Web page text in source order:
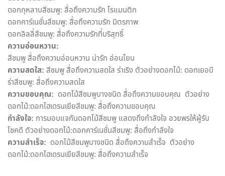
ดอกกุหลาบสีชมพู: สื่อถึงความรัก โรแมนติก
ดอกคาร์เนชั่นสีชมพู: สื่อถึงความรัก มิตรภาพ
ดอกลิลลี่สีชมพู: สื่อถึงความรักที่บริสุทธิ์
ความอ่อนหวาน:
สีชมพู สื่อถึงความอ่อนหวาน น่ารัก อ่อนโยน
ความสดใส: สีชมพู สื่อถึงความสดใส ร่าเริง ตัวอย่างดอกไม้: ดอกเยอบี
ร่าสีชมพู: สื่อถึงความสดใส
ความขอบคุณ: ดอกไม้สีชมพูบางชนิด สื่อถึงความขอบคุณ ตัวอย่าง
ดอกไม้:ดอกไฮเดรนเยียสีชมพู: สื่อถึงความขอบคุณ
กำลังใจ: การมอบแจกันดอกไม้สีชมพู แสดงถึงกำลังใจ อวยพรให้ผู้รับ
โชคดี ตัวอย่างดอกไม้:ดอกคาร์เนชั่นสีชมพู: สื่อถึงกำลังใจ
ความสำเร็จ: ดอกไม้สีชมพูบางชนิด สื่อถึงความสำเร็จ ตัวอย่าง
ดอกไม้:ดอกไฮเดรนเยียสีชมพู: สื่อถึงความสำเร็จ